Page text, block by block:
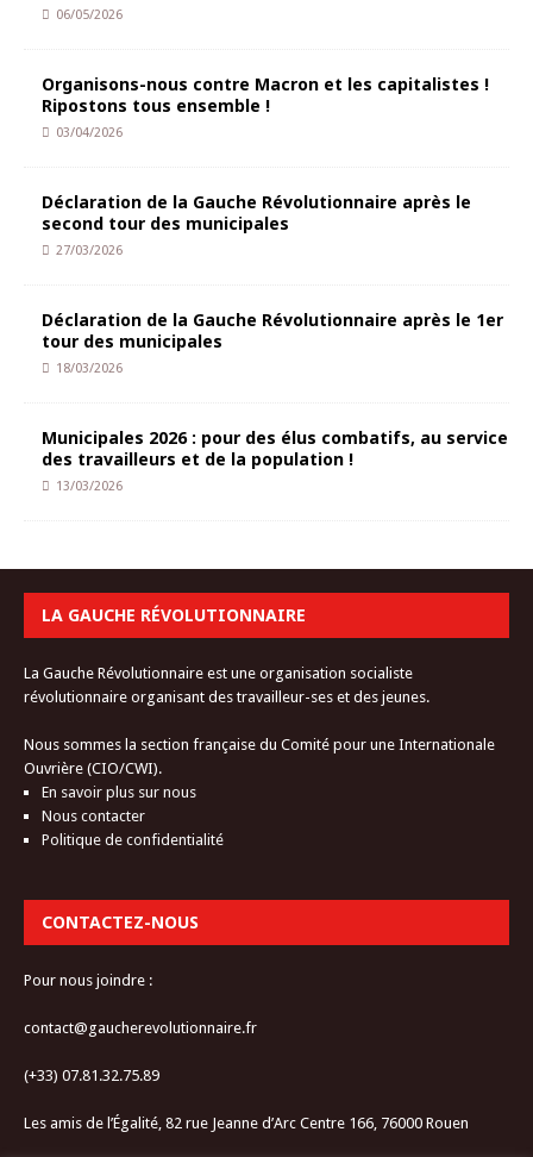
06/05/2026
Organisons-nous contre Macron et les capitalistes !
Ripostons tous ensemble !
03/04/2026
Déclaration de la Gauche Révolutionnaire après le
second tour des municipales
27/03/2026
Déclaration de la Gauche Révolutionnaire après le 1er
tour des municipales
18/03/2026
Municipales 2026 : pour des élus combatifs, au service
des travailleurs et de la population !
13/03/2026
LA GAUCHE RÉVOLUTIONNAIRE
La Gauche Révolutionnaire est une organisation socialiste
révolutionnaire organisant des travailleur-ses et des jeunes.
Nous sommes la section française du Comité pour une Internationale
Ouvrière (CIO/CWI).
En savoir plus sur nous
Nous contacter
Politique de confidentialité
CONTACTEZ-NOUS
Pour nous joindre :
contact@gaucherevolutionnaire.fr
(+33) 07.81.32.75.89
Les amis de l’Égalité, 82 rue Jeanne d’Arc Centre 166, 76000 Rouen